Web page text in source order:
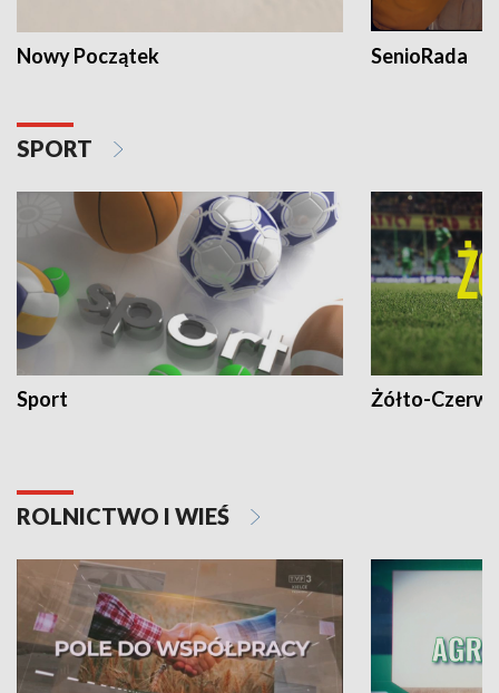
Nowy Początek SenioRada
SPORT
Sport Żółto-
ROLNICTWO I WIEŚ